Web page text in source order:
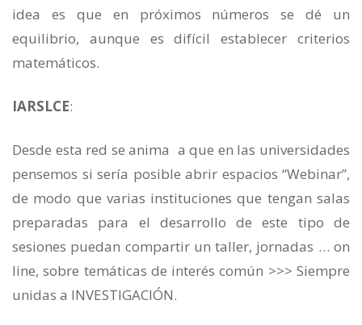
idea es que en próximos números se dé un
equilibrio, aunque es difícil establecer criterios
matemáticos.
IARSLCE:
Desde esta red se anima a que en las universidades
pensemos si sería posible abrir espacios “Webinar”,
de modo que varias instituciones que tengan salas
preparadas para el desarrollo de este tipo de
sesiones puedan compartir un taller, jornadas … on
line, sobre temáticas de interés común >>> Siempre
unidas a INVESTIGACIÓN.